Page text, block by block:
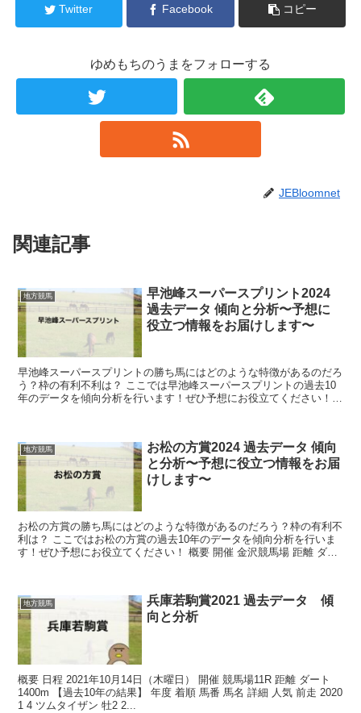
Twitter Facebook コピー
ゆめもちのうまをフォローする
JEBloomnet
関連記事
地方競馬
早池峰スーパースプリント2024
過去データ 傾向と分析〜予想に
役立つ情報をお届けします〜
早池峰スーパースプリントの勝ち馬にはどのような特徴があるのだろ
う？枠の有利不利は？ ここでは早池峰スーパースプリントの過去10
年のデータを傾向分析を行います！ぜひ予想にお役立てください！
地方競馬
お松の方賞2024 過去データ 傾向
と分析〜予想に役立つ情報をお届
けします〜
お松の方賞の勝ち馬にはどのような特徴があるのだろう？枠の有利不
利は？ ここではお松の方賞の過去10年のデータを傾向分析を行いま
す！ぜひ予想にお役立てください！ 概要 開催 金沢競馬場 距離 ダー
地方競馬
兵庫若駒賞2021 過去データ 傾
向と分析
概要 日程 2021年10月14日（木曜日） 開催 競馬場11R 距離 ダート
1400m 【過去10年の結果】 年度 着順 馬番 馬名 詳細 人気 前走 2020
1 4 ツムタイザン 牡2 2...